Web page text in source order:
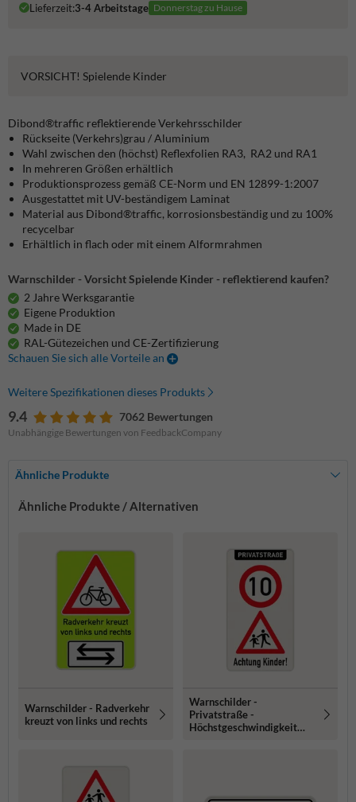
Lieferzeit:3-4 Arbeitstage Donnerstag zu Hause
VORSICHT! Spielende Kinder
Dibond®traffic reflektierende Verkehrsschilder
Rückseite (Verkehrs)grau / Aluminium
Wahl zwischen den (höchst) Reflexfolien RA3, RA2 und RA1
In mehreren Größen erhältlich
Produktionsprozess gemäß CE-Norm und EN 12899-1:2007
Ausgestattet mit UV-beständigem Laminat
Material aus Dibond®traffic, korrosionsbeständig und zu 100%
recycelbar
Erhältlich in flach oder mit einem Alformrahmen
Warnschilder - Vorsicht Spielende Kinder - reflektierend kaufen?
2 Jahre Werksgarantie
Eigene Produktion
Made in DE
RAL-Gütezeichen und CE-Zertifizierung
Schauen Sie sich alle Vorteile an
Weitere Spezifikationen dieses Produkts
9.4 7062 Bewertungen
Unabhängige Bewertungen von FeedbackCompany
Ähnliche Produkte
Ähnliche Produkte / Alternativen
Warnschilder - Radverkehr
kreuzt von links und rechts
Warnschilder -
Privatstraße -
Höchstgeschwindigkeit